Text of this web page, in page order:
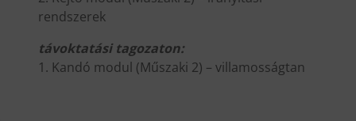
rendszerek
távoktatási tagozaton:
1. Kandó modul (Műszaki 2) – villamosságtan